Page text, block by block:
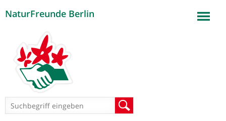
NaturFreunde Berlin
Suchformular